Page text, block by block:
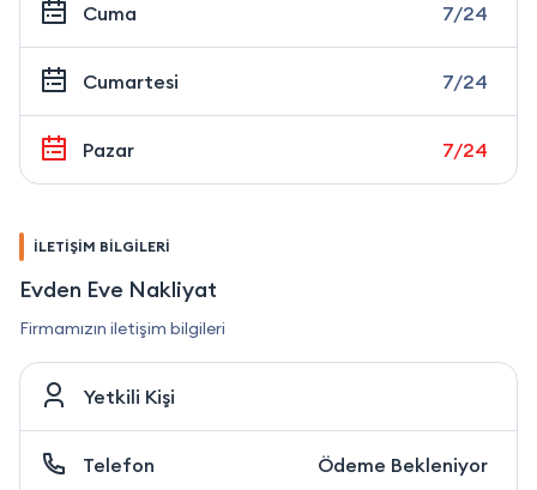
Cuma 7/24
Cumartesi 7/24
Pazar 7/24
İLETİŞİM BİLGİLERİ
Evden Eve Nakliyat
Firmamızın iletişim bilgileri
Yetkili Kişi
Telefon Ödeme Bekleniyor